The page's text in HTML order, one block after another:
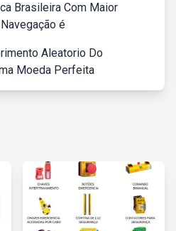
Brasileira Com Maior
é
Aleatorio Do
Moeda Perfeita